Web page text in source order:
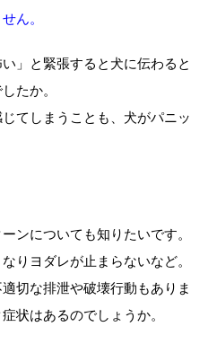
ん。
」と緊張すると犬に伝わると
たか。
てしまうことも、犬がパニッ
ンについても知りたいです。
りヨダレが止まらないなど。
切な排泄や破壊行動もありま
状はあるのでしょうか。